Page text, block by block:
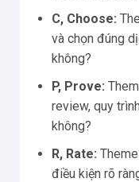
C, Choose:
và chọn đúng
không?
P, Prove:
review, quy
không?
R, Rate:
điều kiện rõ